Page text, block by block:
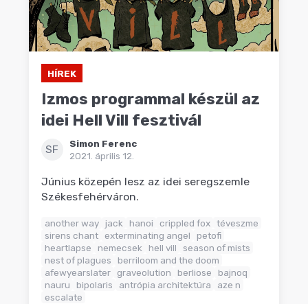
HÍREK
Izmos programmal készül az
idei Hell Vill fesztivál
SF
Simon Ferenc
2021. április 12.
Június közepén lesz az idei seregszemle
Székesfehérváron.
another way jack hanoi crippled fox téveszme
sirens chant exterminating angel
petofi
heartlapse
nemecsek hell vill
season of mists
nest of plagues
berriloom and the doom
afewyearslater
graveolution berliose
bajnoq
nauru
bipolaris antrópia architektúra
aze n
escalate